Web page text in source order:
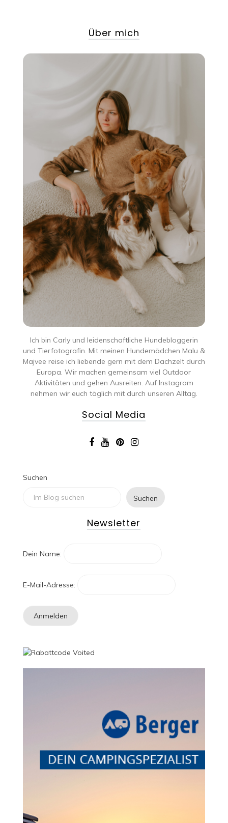
Über mich
Ich bin Carly und leidenschaftliche Hundebloggerin
und Tierfotografin. Mit meinen Hundemädchen Malu &
Majvee reise ich liebende gern mit dem Dachzelt durch
Europa. Wir machen gemeinsam viel Outdoor
Aktivitäten und gehen Ausreiten. Auf Instagram
nehmen wir euch täglich mit durch unseren Alltag.
Social Media
Suchen
Suchen
Newsletter
Dein Name:
E-Mail-Adresse: